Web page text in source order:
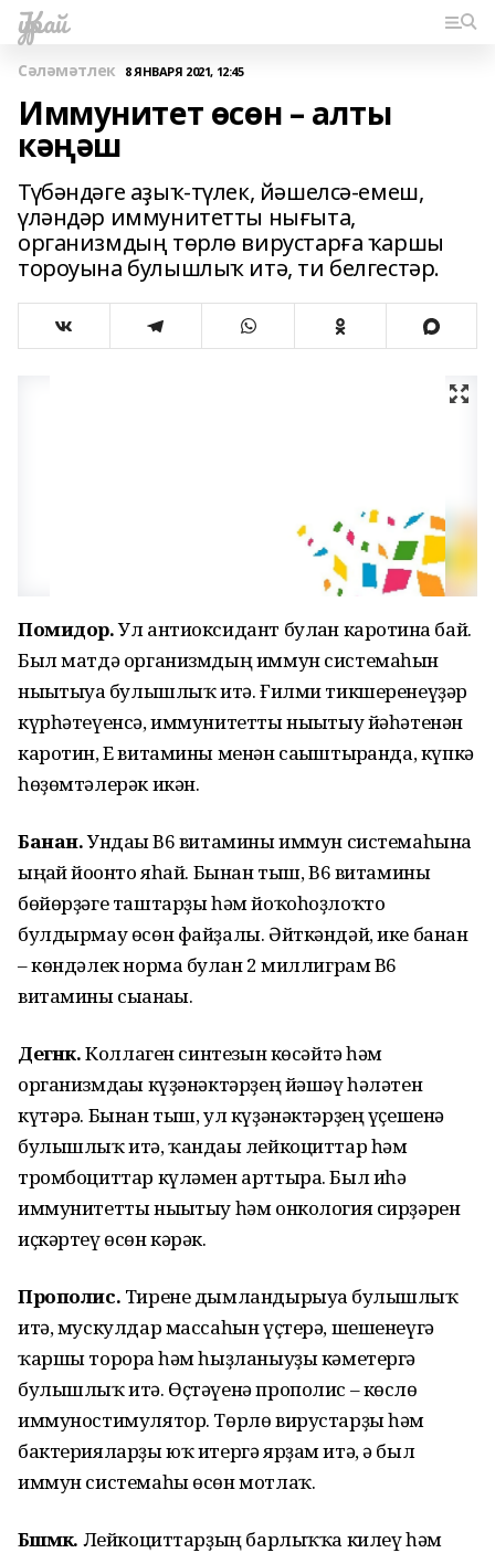
Ҡурай
Сәләмәтлек 8 ЯНВАРЯ 2021, 12:45
Иммунитет өсөн – алты
кәңәш
Түбәндәге аҙыҡ-түлек, йәшелсә-емеш,
үләндәр иммунитетты нығыта,
организмдың төрлө вирустарға ҡаршы
тороуына булышлыҡ итә, ти белгестәр.
Помидор.Ул антиоксидант булған каротинға бай.
Был матдә организмдың иммун системаһын
нығытыуға булышлыҡ итә. Ғилми тикшеренеүҙәр
күрһәтеүенсә, иммунитетты нығытыу йәһәтенән
каротин, Е витамины менән сағыштырғанда, күпкә
һөҙөмтәлерәк икән.
Банан.Ундағы В6 витамины иммун системаһына
ыңғай йоғонто яһай. Бынан тыш, В6 витамины
бөйөрҙәге таштарҙы һәм йоҡоһоҙлоҡто
булдырмау өсөн файҙалы. Әйткәндәй, ике банан
– көндәлек норма булған 2 миллиграм В6
витамины сығанағы.
Дегәнәк.Коллаген синтезын көсәйтә һәм
организмдағы күҙәнәктәрҙең йәшәү һәләтен
күтәрә. Бынан тыш, ул күҙәнәктәрҙең үҫешенә
булышлыҡ итә, ҡандағы лейкоциттар һәм
тромбоциттар күләмен арттыра. Был иһә
иммунитетты нығытыу һәм онкология сирҙәрен
иҫкәртеү өсөн кәрәк.
Прополис. Тирене дымландырыуға булышлыҡ
итә, мускулдар массаһын үҫтерә, шешенеүгә
ҡаршы торорға һәм һыҙланыуҙы кәметергә
булышлыҡ итә. Өҫтәүенә прополис – көслө
иммуностимулятор. Төрлө вирустарҙы һәм
бактерияларҙы юҡ итергә ярҙам итә, ә был
иммун системаһы өсөн мотлаҡ.
Бәшмәк. Лейкоциттарҙың барлыҡҡа килеү һәм